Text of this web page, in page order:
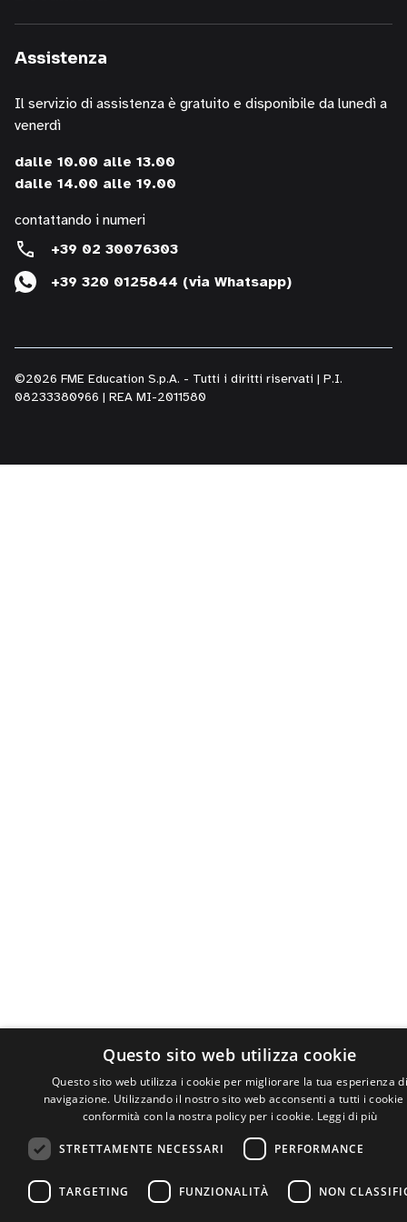
informazioni
corsi
nostra
società,
di
di
studi,
anche
per
il
Assistenza
Il servizio di assistenza è gratuito e disponibile da lunedì a
venerdì
dalle 10.00 alle 13.00
dalle 14.00 alle 19.00
contattando i numeri
+39 02 30076303
+39 320 0125844 (via Whatsapp)
©2026 FME Education S.p.A. - Tutti i diritti riservati | P.I.
08233380966 | REA MI-2011580
Questo sito web utilizza cookie
Questo sito web utilizza i cookie per migliorare la tua esperienza di
navigazione. Utilizzando il nostro sito web acconsenti a tutti i cookie
conformità con la nostra policy per i cookie. Leggi di più
STRETTAMENTE NECESSARI PERFORMANCE
TARGETING FUNZIONALITÀ NON